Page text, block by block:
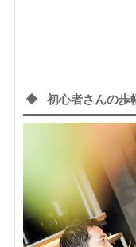
初心者さんの歩